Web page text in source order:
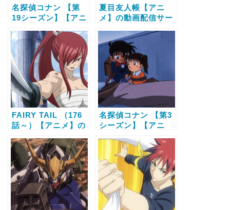
名探偵コナン 【第
19シーズン】【アニ
ビス比較と無料で全
話視聴する方法
夏目友人帳【アニ
メ】の動画配信サー
話視聴する方法
FAIRY TAIL （176
話～）【アニメ】の
較と無料で全話視聴
する方法
名探偵コナン 【第3
シーズン】【アニ
ビス比較と無料で全
話視聴する方法